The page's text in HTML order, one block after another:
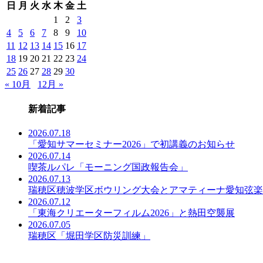
事
覧
日
月 火 水 木 金 土
1
2
3
4
5 6 7 8 9
10
11 12 13 14 15 16 17
18 19 20 21 22 23 24
25 26 27 28 29 30
« 10月
12月 »
新着記事
2026.07.18
「愛知サマーセミナー2026」で初講義のお知らせ
2026.07.14
喫茶ルパレ「モーニング国政報告会」
2026.07.13
瑞穂区穂波学区ボウリング大会とアマティーナ愛知弦
2026.07.12
「東海クリエーターフィルム2026」と熱田空襲展
2026.07.05
瑞穂区「堀田学区防災訓練」